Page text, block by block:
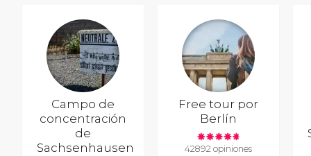
Campo de
concentración
de
Sachsenhausen
Free tour por
Berlín
42892 opiniones